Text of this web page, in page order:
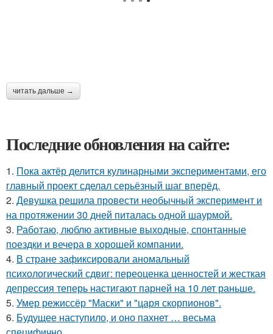
читать дальше →
Последние обновления на сайте:
1. Пока актёр делится кулинарными экспериментами, его
главный проект сделал серьёзный шаг вперёд.
2. Девушка решила провести необычный эксперимент и
на протяжении 30 дней питалась одной шаурмой.
3. Работаю, люблю активные выходные, спонтанные
поездки и вечера в хорошей компании.
4. В стране зафиксировали аномальный
психологический сдвиг: переоценка ценностей и жесткая
депрессия теперь настигают парней на 10 лет раньше.
5. Умер режиссёр "Маски" и "царя скорпионов".
6. Будущее наступило, и оно пахнет … весьма